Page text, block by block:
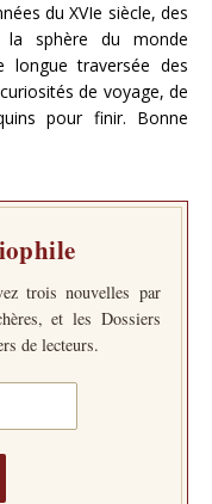
du XVIe siècle, des
la sphère du monde
longue traversée des
de voyage, de
pour finir. Bonne
trois nouvelles par
et les Dossiers
de lecteurs.